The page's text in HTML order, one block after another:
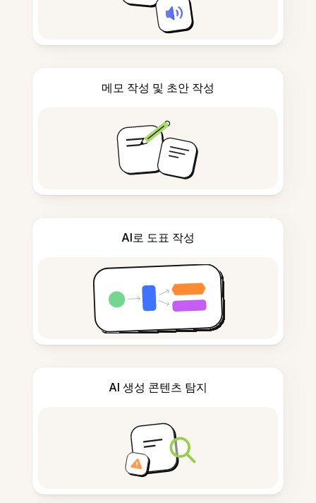
메모 작성 및 초안 작성
AI로 도표 작성
AI 생성 콘텐츠 탐지